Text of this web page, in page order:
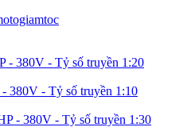
- 380V - Tỷ số truyền 1:20
380V - Tỷ số truyền 1:10
- 380V - Tỷ số truyền 1:30